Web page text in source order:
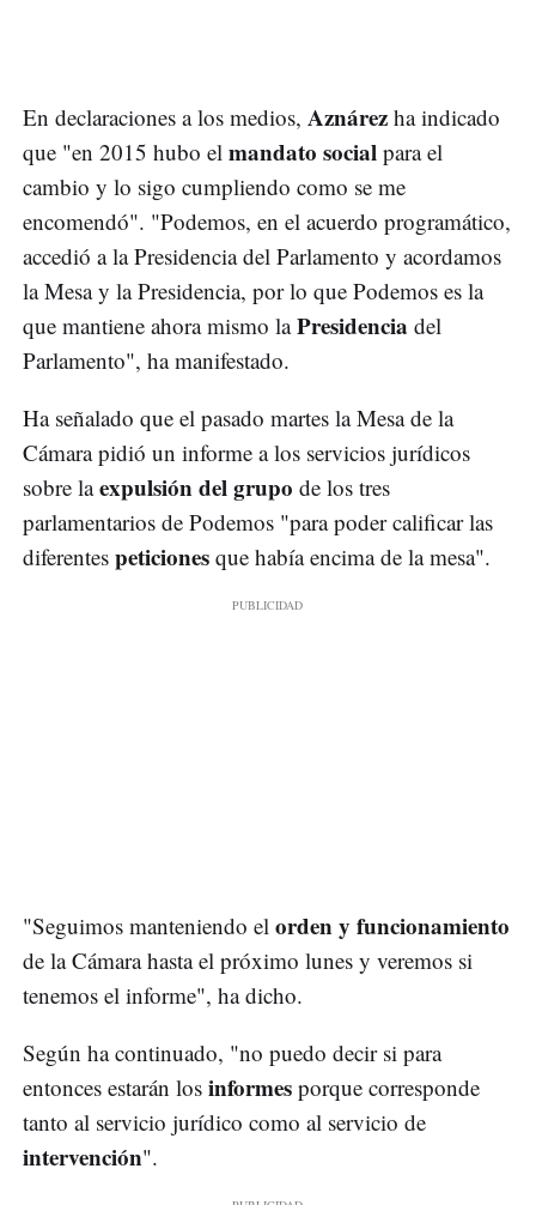
En declaraciones a los medios, Aznárez ha indicado
que "en 2015 hubo el mandato social para el
cambio y lo sigo cumpliendo como se me
encomendó". "Podemos, en el acuerdo programático,
accedió a la Presidencia del Parlamento y acordamos
la Mesa y la Presidencia, por lo que Podemos es la
que mantiene ahora mismo laPresidencia del
Parlamento", ha manifestado.
Ha señalado que el pasado martes la Mesa de la
Cámara pidió un informe a los servicios jurídicos
sobre laexpulsión del grupo de los tres
parlamentarios de Podemos "para poder calificar las
diferentes peticiones que había encima de la mesa".
"Seguimos manteniendo el orden y funcionamiento
de la Cámara hasta el próximo lunes y veremos si
tenemos el informe", ha dicho.
Según ha continuado, "no puedo decir si para
entonces estarán los informes porque corresponde
tanto al servicio jurídico como al servicio de
intervención".